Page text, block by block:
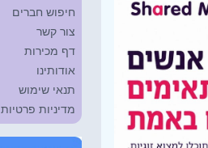
חיפוש חברים
צור קשר
דף מכירות
אודותינו
תנאי שימוש
מדיניות פרטיות